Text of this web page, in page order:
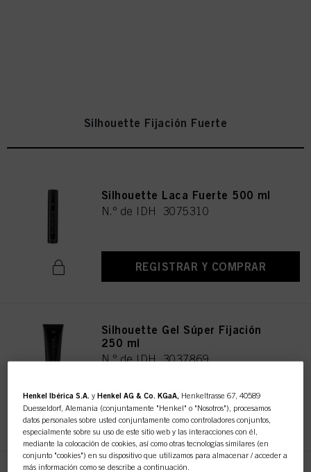
Silhouette Fijación Fuerte
Silhouette Laca Fuerte 500 ml
N.º de IDH 3075310
REGISTRAR Y COMPRAR
Silhouette Gel Súper Fijación
250 ml
N.º de IDH 3037869
REGISTRAR Y COMPRAR
Henkel Ibérica S.A. yHenkel AG & Co. KGaA, Henkeltrasse 67, 40589
Duesseldorf, Alemania (conjuntamente "Henkel" o "Nosotros"), procesamos
datos personales sobre usted conjuntamente como controladores conjuntos,
especialmente sobre su uso de este sitio web y las interacciones con él,
mediante la colocación de cookies, así como otras tecnologías similares (en
conjunto "cookies") en su dispositivo que utilizamos para almacenar / acceder a
más información como se describe a continuación.